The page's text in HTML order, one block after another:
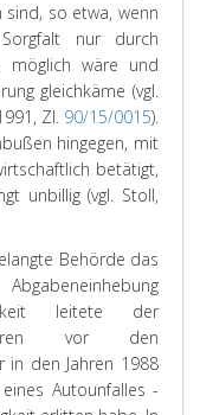
so etwa, wenn
nur durch
möglich wäre und
gleichkäme (vgl.
Zl. 90/15/0015).
hingegen, mit
betätigt,
unbillig (vgl. Stoll,
Behörde das
leitete der
vor den
den Jahren 1988
Autounfalles -